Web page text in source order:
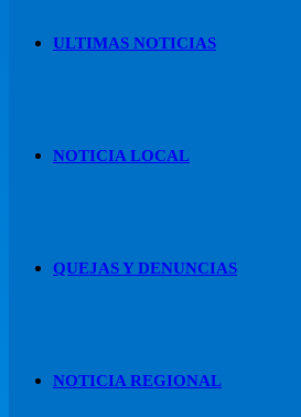
ULTIMAS NOTICIAS
NOTICIA LOCAL
QUEJAS Y DENUNCIAS
NOTICIA REGIONAL